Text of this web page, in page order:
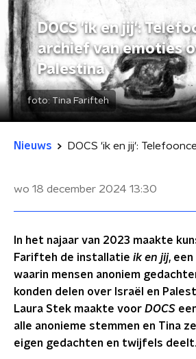
DOCS 'ik en jij':
archief van emoties
Palestina
foto: Tina Farifteh
Nieuws
wo 18 december 2024 13:30
In het najaar van 2023 maakte
Farifteh de installatie ik en jij,
waarin mensen anoniem
konden delen over Israël en
Laura Stek maakte voor DOCS
alle anonieme stemmen en Tina
eigen gedachten en twijfels deelt.